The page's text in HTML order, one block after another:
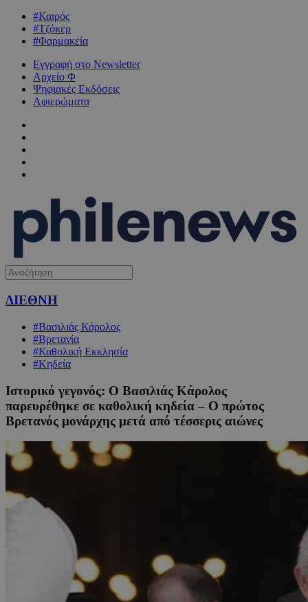
#Καιρός
#Τζόκερ
#Φαρμακεία
Εγγραφή στο Newsletter
Αρχείο Φ
Ψηφιακές Εκδόσεις
Αφιερώματα
ΔΙΕΘΝΗ
#Βασιλιάς Κάρολος
#Βρετανία
#Καθολική Εκκλησία
#Κηδεία
Ιστορικό γεγονός: Ο Βασιλιάς Κάρολος
παρευρέθηκε σε καθολική κηδεία – Ο πρώτος
Βρετανός μονάρχης μετά από τέσσερις αιώνες